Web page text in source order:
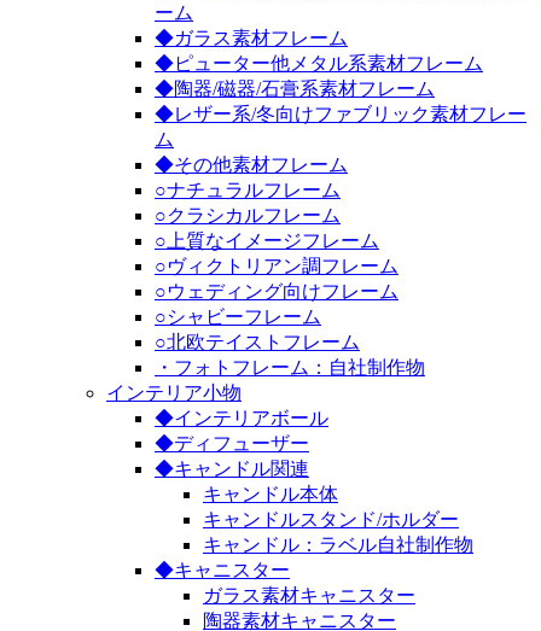
ーム
◆ガラス素材フレーム
◆ピューター他メタル系素材フレーム
◆陶器/磁器/石膏系素材フレーム
◆レザー系/冬向けファブリック素材フレー
ム
◆その他素材フレーム
○ナチュラルフレーム
○クラシカルフレーム
○上質なイメージフレーム
○ヴィクトリアン調フレーム
○ウェディング向けフレーム
○シャビーフレーム
○北欧テイストフレーム
・フォトフレーム：自社制作物
インテリア小物
◆インテリアボール
◆ディフューザー
◆キャンドル関連
キャンドル本体
キャンドルスタンド/ホルダー
キャンドル：ラベル自社制作物
◆キャニスター
ガラス素材キャニスター
陶器素材キャニスター